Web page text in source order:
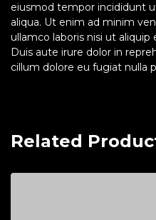
eiusmod tempor incididunt
aliqua. Ut enim ad minim
ullamco laboris nisi ut
Duis aute irure dolor in
cillum dolore eu fugiat nulla
Related